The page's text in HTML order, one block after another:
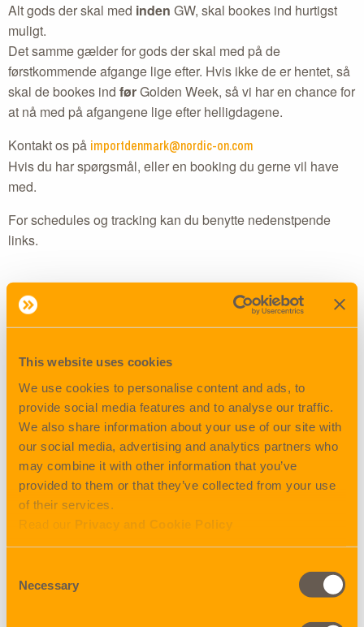
This website uses cookies
We use cookies to personalise content and ads, to
provide social media features and to analyse our traffic.
We also share information about your use of our site with
our social media, advertising and analytics partners who
may combine it with other information that you’ve
provided to them or that they’ve collected from your use
of their services.
Read our Privacy and Cookie Policy
Selection
Necessary
Alt gods der skal med inden GW, skal bookes ind hurtigst
muligt.
Det samme gælder for gods der skal med på de
førstkommende afgange lige efter. Hvis ikke de er hentet, så
skal de bookes ind førGolden Week, så vi har en chance for
at nå med på afgangene lige efter helligdagene.
Kontakt os på importdenmark@nordic-on.com
Hvis du har spørgsmål, eller en booking du gerne vil have
med.
For schedules og tracking kan du benytte nedenstpende
links.
Tjek opdaterede schedules
Tjek opdaterede schedules og hvornår de sidste frister er for
De fleste vognmænd stopper med at køre et par dage før,
dvs. du skal være i god tid, hvis du skal have hentet gods
inden GW.
Tjek alle datoer herunder, og book, så vi kan få det med
hurtigst muligt.
SCHEDULES, tjek
her: https://www.ecuworldwide.com/sailing
Når du så har været så heldig (eller hurtig) at dit gods nåede